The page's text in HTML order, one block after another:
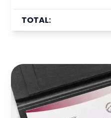
TOTAL: